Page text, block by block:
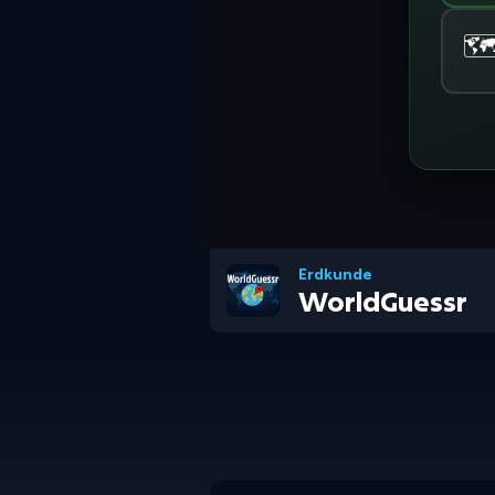
Erdkunde
WorldGuessr